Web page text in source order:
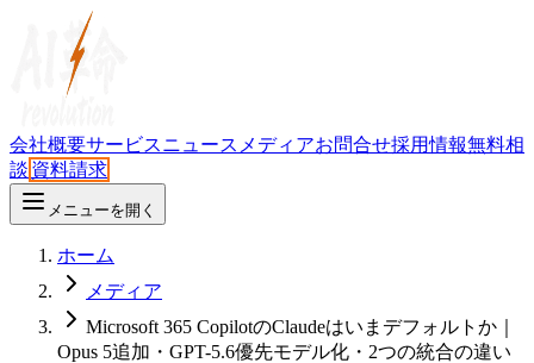
会社概要サービスニュース メディアお問合せ採用情報無料相
談 資料請求
メニューを開く
ホーム
メディア
Microsoft 365 CopilotのClaudeはいまデフォルトか｜
Opus 5追加・GPT-5.6優先モデル化・2つの統合の違い